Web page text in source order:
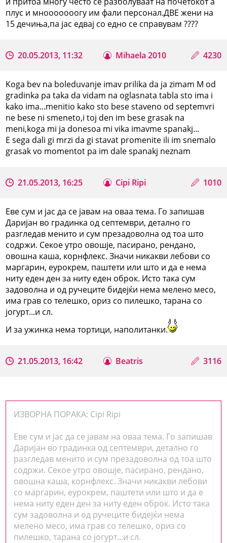
плус и мнооооооогу им фали персонал.ДВЕ жени на
15 дечиња,па јас едвај со едно се справувам ????
20.05.2013, 11:32 Mihaela 2010 4230
Koga bev na boleduvanje imav prilika da ja zimam M od
gradinka pa taka da vidam na oglasnata tabla sto ima i
kako ima...menitio kako sto bese staveno od septemvri
ne bese ni smeneto,i toj den im bese grasak na
meni,koga mi ja donesoa mi vika imavme spanakj...
E sega dali gi mrzi da gi stavat promenite ili im snemalo
grasak vo momentot pa im dale spanakj neznam
21.05.2013, 16:25 Cipi Ripi 1010
Еве сум и јас да се јавам на оваа тема. Го запишав
Даријан во градинка од септември, детално го
разгледав менито и сум презадоволна од тоа што
содржи. Секое утро овошје, пасирано, рендано,
овошна каша, корнфлекс. Значи никакви лебови со
маргарин, еурокрем, паштети или што и да е нема
ниту еден ден за ниту еден оброк. Исто така сум
задоволна и од ручеците бидејќи нема мелено месо,
има грав со телешко, ориз со пилешко, тарана со
јогурт...и сл.
И за ужинка нема тортици, наполитанки.
21.05.2013, 16:42 Beatris 3116
ИЗВОРНА ПОРАКА: Cipi Ripi
Еве сум и јас да се јавам на оваа тема. Го запишав
Даријан во градинка од септември, детално го
разгледав менито и сум презадоволна од тоа што
содржи. Секое утро овошје, пасирано, рендано,
овошна каша, корнфлекс. Значи никакви лебови
со маргарин, еурокрем, паштети или што и да е
нема ниту еден ден за ниту еден оброк. Исто така
сум задоволна и од ручеците бидејќи нема
мелено месо, има грав со телешко, ориз со
пилешко, тарана со јогурт...и сл.